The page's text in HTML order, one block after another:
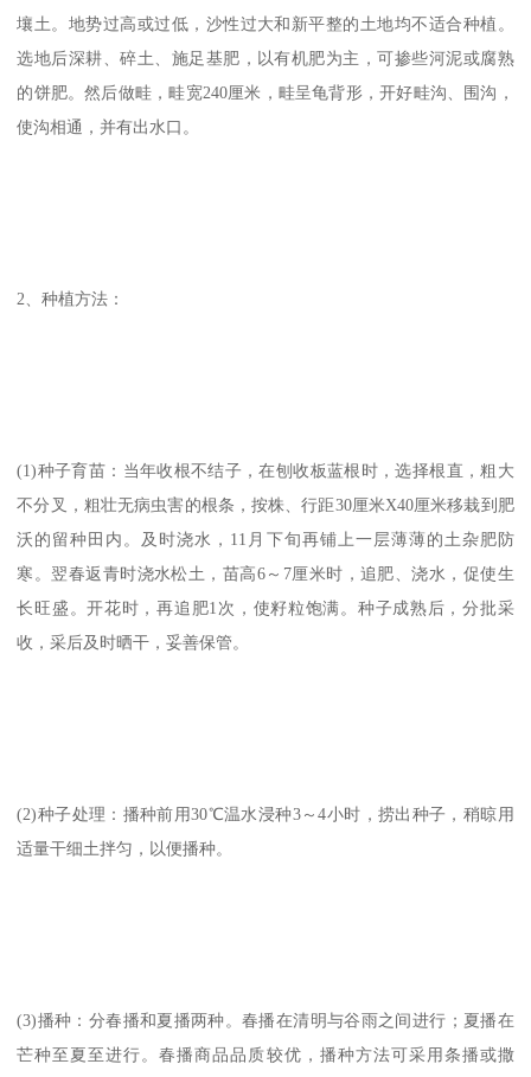
壤土。地势过高或过低，沙性过大和新平整的土地均不适合种植。
选地后深耕、碎土、施足基肥，以有机肥为主，可掺些河泥或腐熟
的饼肥。然后做畦，畦宽240厘米，畦呈龟背形，开好畦沟、围沟，
使沟相通，并有出水口。
2、种植方法：
(1)种子育苗：当年收根不结子，在刨收板蓝根时，选择根直，粗大
不分叉，粗壮无病虫害的根条，按株、行距30厘米X40厘米移栽到肥
沃的留种田内。及时浇水，11月下旬再铺上一层薄薄的土杂肥防
寒。翌春返青时浇水松土，苗高6～7厘米时，追肥、浇水，促使生
长旺盛。开花时，再追肥1次，使籽粒饱满。种子成熟后，分批采
收，采后及时晒干，妥善保管。
(2)种子处理：播种前用30℃温水浸种3～4小时，捞出种子，稍晾用
适量干细土拌匀，以便播种。
(3)播种：分春播和夏播两种。春播在清明与谷雨之间进行；夏播在
芒种至夏至进行。春播商品品质较优，播种方法可采用条播或撒